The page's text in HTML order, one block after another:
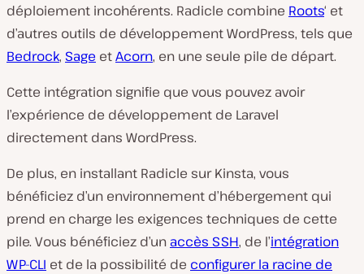
déploiement incohérents. Radicle combine Roots‘ et
d’autres outils de développement WordPress, tels que
Bedrock, Sage etAcorn, en une seule pile de départ.
Cette intégration signifie que vous pouvez avoir
l’expérience de développement de Laravel
directement dans WordPress.
De plus, en installant Radicle sur Kinsta, vous
bénéficiez d’un environnement d’hébergement qui
prend en charge les exigences techniques de cette
pile. Vous bénéficiez d’un accès SSH, de l’intégration
WP-CLI et de la possibilité de configurer la racine de